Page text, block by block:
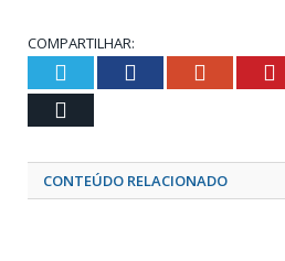
COMPARTILHAR:
Twitter Facebook Google+
CONTEÚDO RELACIONADO